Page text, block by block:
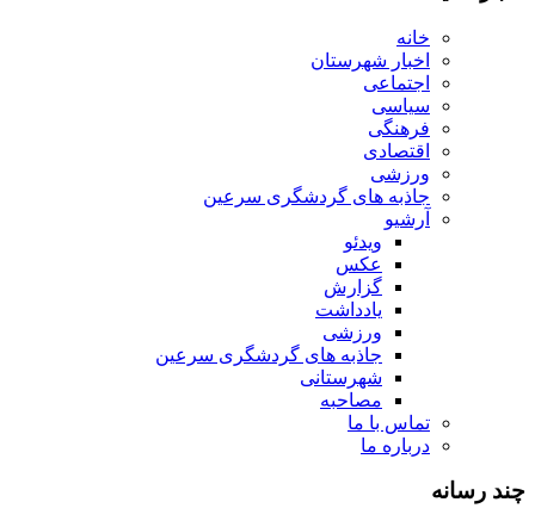
خانه
اخبار شهرستان
اجتماعی
سیاسی
فرهنگی
اقتصادی
ورزشی
جاذبه های گردشگری سرعین
آرشیو
ویدئو
عکس
گزارش
یادداشت
ورزشی
جاذبه های گردشگری سرعین
شهرستانی
مصاحبه
تماس با ما
درباره ما
چند رسانه